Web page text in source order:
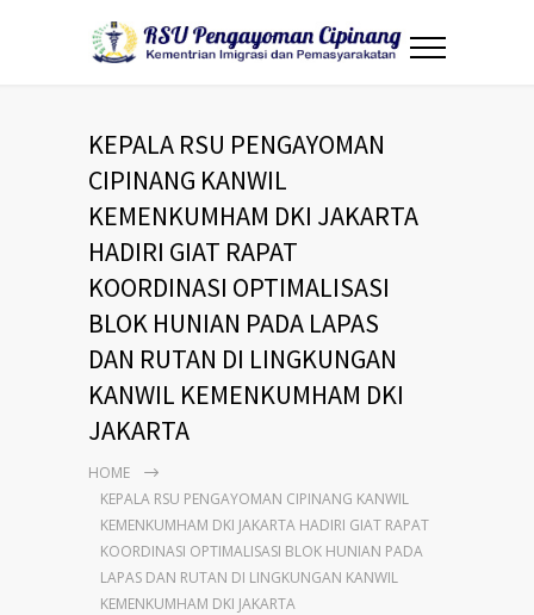
KEPALA RSU PENGAYOMAN
CIPINANG KANWIL
KEMENKUMHAM DKI JAKARTA
HADIRI GIAT RAPAT
KOORDINASI OPTIMALISASI
BLOK HUNIAN PADA LAPAS
DAN RUTAN DI LINGKUNGAN
KANWIL KEMENKUMHAM DKI
JAKARTA
HOME
KEPALA RSU PENGAYOMAN CIPINANG KANWIL
KEMENKUMHAM DKI JAKARTA HADIRI GIAT RAPAT
KOORDINASI OPTIMALISASI BLOK HUNIAN PADA
LAPAS DAN RUTAN DI LINGKUNGAN KANWIL
KEMENKUMHAM DKI JAKARTA